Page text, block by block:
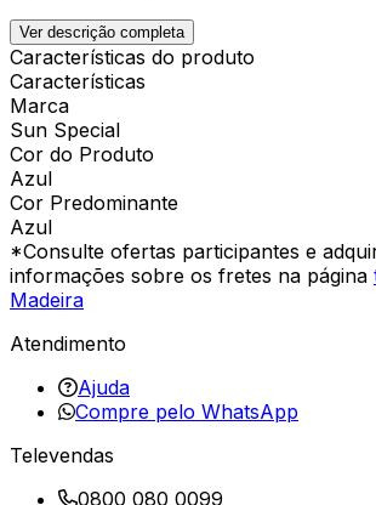
Ver descrição completa
Características do produto
Características
Marca
Sun Special
Cor do Produto
Azul
Cor Predominante
Azul
*Consulte ofertas participantes e
informações sobre os fretes na página
Madeira
Atendimento
Ajuda
Compre pelo WhatsApp
Televendas
0800 080 0099